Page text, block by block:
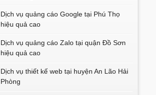
Dịch vụ quảng cáo Google tại Phú Thọ
hiệu quả cao
Dịch vụ quảng cáo Zalo tại quận Đồ Sơn
hiệu quả cao
Dịch vụ thiết kế web tại huyện An Lão Hải
Phòng